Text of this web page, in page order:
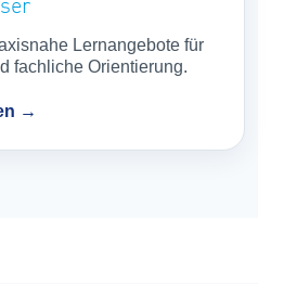
Lernangebote für
fachliche Orientierung.
→